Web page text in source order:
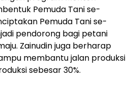
Pemuda Tani se-
Pemuda Tani se-
pendorong bagi petani
Zainudin juga berharap
membantu jalan produksi
sebesar 30%.